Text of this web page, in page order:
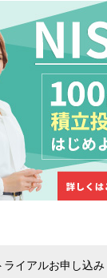
ライアルお申し込